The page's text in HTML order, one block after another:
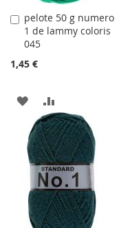
pelote 50 g numero
1 de lammy coloris
045
1,45 €
Ajouter
au
panier
AJOUTER
À
LA
LISTE
D'ACHATS
AU
COMPARATEUR